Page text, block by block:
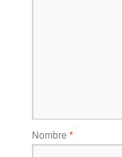
Nombre *